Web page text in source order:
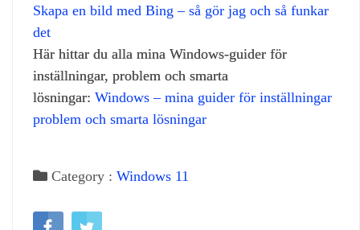
Skapa en bild med Bing – så gör jag och så funkar
det
Här hittar du alla mina Windows‑guider för
inställningar, problem och smarta
lösningar: Windows – mina guider för inställningar
problem och smarta lösningar
Category : Windows 11